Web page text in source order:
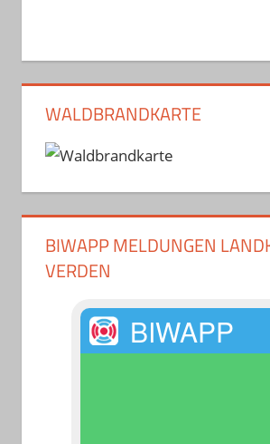
WALDBRANDKARTE
BIWAPP MELDUNGEN
VERDEN
BIWAPP